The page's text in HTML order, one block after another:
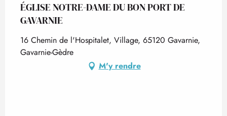
ÉGLISE NOTRE-DAME DU BON PORT DE
GAVARNIE
16 Chemin de l'Hospitalet, Village, 65120 Gavarnie,
Gavarnie-Gèdre
M'y rendre